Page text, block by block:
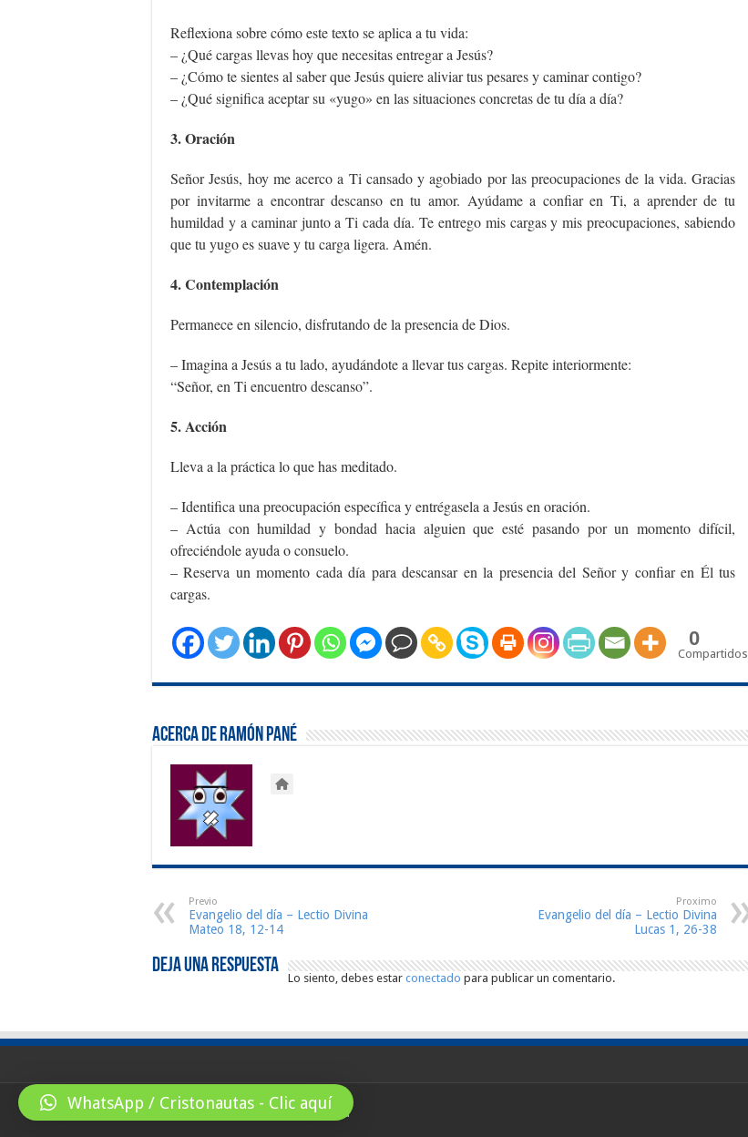
Reflexiona sobre cómo este texto se aplica a tu vida:
– ¿Qué cargas llevas hoy que necesitas entregar a Jesús?
– ¿Cómo te sientes al saber que Jesús quiere aliviar tus pesares y caminar contigo?
– ¿Qué significa aceptar su «yugo» en las situaciones concretas de tu día a día?
3. Oración
Señor Jesús, hoy me acerco a Ti cansado y agobiado por las preocupaciones de la vida. Gracias
por invitarme a encontrar descanso en tu amor. Ayúdame a confiar en Ti, a aprender de tu
humildad y a caminar junto a Ti cada día. Te entrego mis cargas y mis preocupaciones, sabiendo
que tu yugo es suave y tu carga ligera. Amén.
4. Contemplación
Permanece en silencio, disfrutando de la presencia de Dios.
– Imagina a Jesús a tu lado, ayudándote a llevar tus cargas. Repite interiormente:
“Señor, en Ti encuentro descanso”.
5. Acción
Lleva a la práctica lo que has meditado.
– Identifica una preocupación específica y entrégasela a Jesús en oración.
– Actúa con humildad y bondad hacia alguien que esté pasando por un momento difícil,
ofreciéndole ayuda o consuelo.
– Reserva un momento cada día para descansar en la presencia del Señor y confiar en Él tus
cargas.
0
Compartidos
Acerca de Ramón Pané
Previo
Evangelio del día – Lectio Divina
Mateo 18, 12-14
Proximo
Evangelio del día – Lectio Divina
Lucas 1, 26-38
Deja una respuesta
Lo siento, debes estar conectado para publicar un comentario.
© Copyright 2026, All Rights Reserved
WhatsApp / Cristonautas - Clic aquí